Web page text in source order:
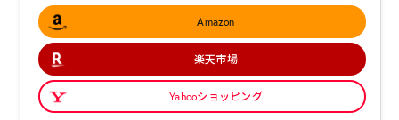
Amazon
楽天市場
Yahooショッピング